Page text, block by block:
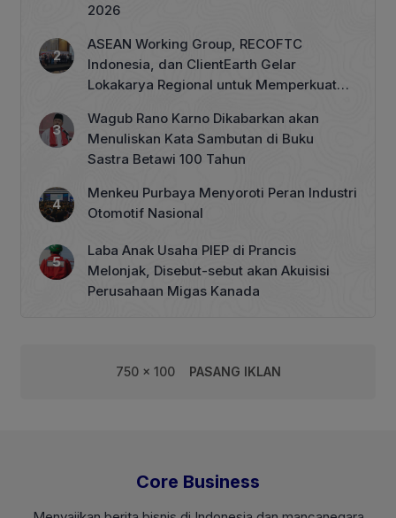
2026
ASEAN Working Group, RECOFTC
Indonesia, dan ClientEarth Gelar
Lokakarya Regional untuk Memperkuat
Wagub Rano Karno Dikabarkan akan
Menuliskan Kata Sambutan di Buku
Sastra Betawi 100 Tahun
Menkeu Purbaya Menyoroti Peran Industri
Otomotif Nasional
Laba Anak Usaha PIEP di Prancis
Melonjak, Disebut-sebut akan Akuisisi
Perusahaan Migas Kanada
750 x 100 PASANG IKLAN
Core Business